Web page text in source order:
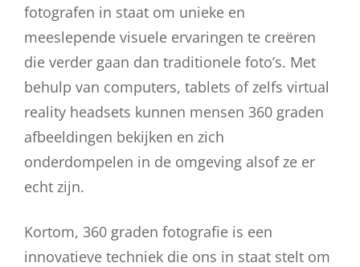
fotografen in staat om unieke en
meeslepende visuele ervaringen te creëren
die verder gaan dan traditionele foto’s. Met
behulp van computers, tablets of zelfs virtual
reality headsets kunnen mensen 360 graden
afbeeldingen bekijken en zich
onderdompelen in de omgeving alsof ze er
echt zijn.
Kortom, 360 graden fotografie is een
innovatieve techniek die ons in staat stelt om